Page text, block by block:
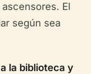
El
según sea
la biblioteca y